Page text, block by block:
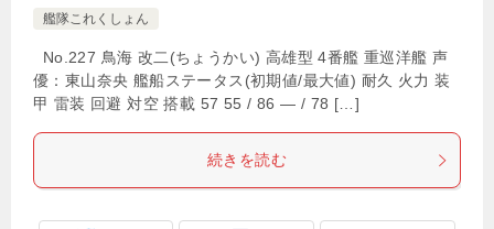
艦隊これくしょん
No.227 鳥海 改二(ちょうかい) 高雄型 4番艦 重巡洋艦 声
優：東山奈央 艦船ステータス(初期値/最大値) 耐久 火力 装
甲 雷装 回避 対空 搭載 57 55 / 86 — / 78 […]
続きを読む